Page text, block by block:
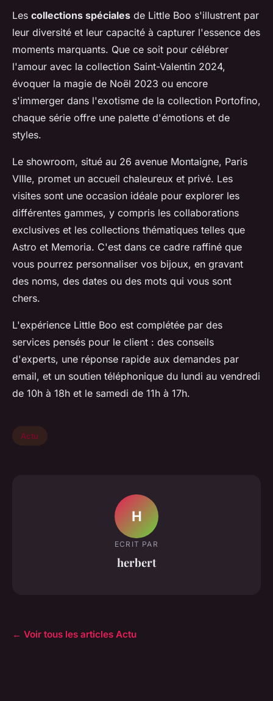
Les collections spéciales de Little Boo s'illustrent par
leur diversité et leur capacité à capturer l'essence des
moments marquants. Que ce soit pour célébrer
l'amour avec la collection Saint-Valentin 2024,
évoquer la magie de Noël 2023 ou encore
s'immerger dans l'exotisme de la collection Portofino,
chaque série offre une palette d'émotions et de
styles.
Le showroom, situé au 26 avenue Montaigne, Paris
VIIIe, promet un accueil chaleureux et privé. Les
visites sont une occasion idéale pour explorer les
différentes gammes, y compris les collaborations
exclusives et les collections thématiques telles que
Astro et Memoria. C'est dans ce cadre raffiné que
vous pourrez personnaliser vos bijoux, en gravant
des noms, des dates ou des mots qui vous sont
chers.
L'expérience Little Boo est complétée par des
services pensés pour le client : des conseils
d'experts, une réponse rapide aux demandes par
email, et un soutien téléphonique du lundi au vendredi
de 10h à 18h et le samedi de 11h à 17h.
Actu
H
ECRIT PAR
herbert
← Voir tous les articles Actu